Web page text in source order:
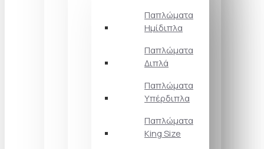
Παπλώματα
Ημίδιπλα
Παπλώματα
Διπλά
Παπλώματα
Υπέρδιπλα
Παπλώματα
King Size